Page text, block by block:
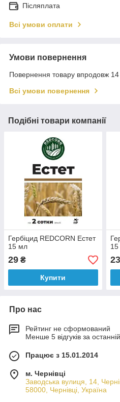
Післяплата
Всі умови оплати
Умови повернення
Повернення товару впродовж 14
Всі умови повернення
Подібні товари компанії
Гербіцид REDCORN Естет
15 мл
29 ₴
Купити
15
Про нас
Рейтинг не сформований
Менше 5 відгуків за
Працює з 15.01.2014
м. Чернівці
Заводська вулиця, 14,
58000, Чернівці, Україна